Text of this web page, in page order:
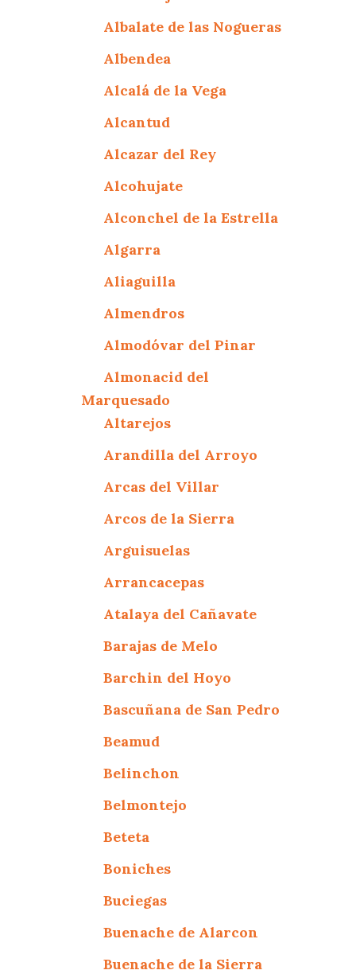
Albalate de las Nogueras
Albendea
Alcalá de la Vega
Alcantud
Alcazar del Rey
Alcohujate
Alconchel de la Estrella
Algarra
Aliaguilla
Almendros
Almodóvar del Pinar
Almonacid del
Marquesado
Altarejos
Arandilla del Arroyo
Arcas del Villar
Arcos de la Sierra
Arguisuelas
Arrancacepas
Atalaya del Cañavate
Barajas de Melo
Barchin del Hoyo
Bascuñana de San Pedro
Beamud
Belinchon
Belmontejo
Beteta
Boniches
Buciegas
Buenache de Alarcon
Buenache de la Sierra